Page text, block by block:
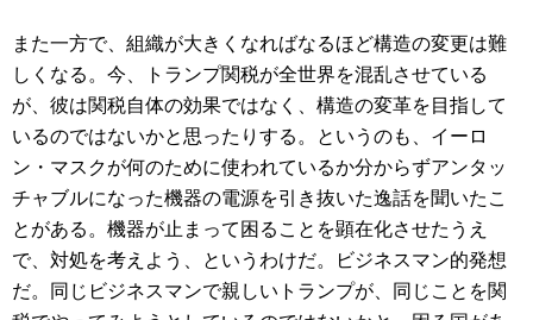
また一方で、組織が大きくなればなるほど構造の変更は難
しくなる。今、トランプ関税が全世界を混乱させている
が、彼は関税自体の効果ではなく、構造の変革を目指して
いるのではないかと思ったりする。というのも、イーロ
ン・マスクが何のために使われているか分からずアンタッ
チャブルになった機器の電源を引き抜いた逸話を聞いたこ
とがある。機器が止まって困ることを顕在化させたうえ
で、対処を考えよう、というわけだ。ビジネスマン的発想
だ。同じビジネスマンで親しいトランプが、同じことを関